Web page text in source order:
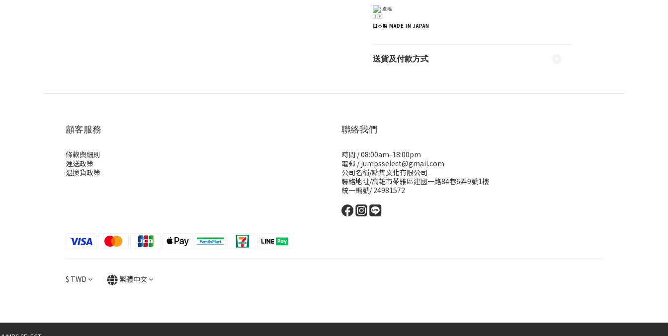
產地
日本製 MADE IN JAPAN
送貨及付款方式
顧客服務
條款與細則
運送政策
退換貨政策
聯絡我們
時間 / 08:00am-18:00pm
電郵 / jumpsselect@gmail.com
公司名稱/點集文化有限公司
聯絡地址/高雄市苓雅區建國一路84巷6弄9號1樓
統一編號/ 24981572
$ TWD 繁體中文